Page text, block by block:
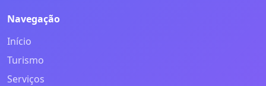
Navegação
Início
Turismo
Serviços